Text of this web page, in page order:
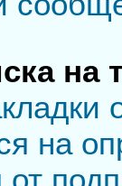
на
на